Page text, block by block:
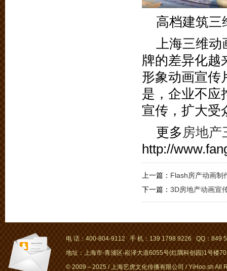
高档建筑三
上海三维
牌的差异化越
形象动画宣传
是，企业不应
宣传，扩大受
更多房地产
http://
上一篇： Flash房产动画制
下一篇： 3D房地产动画宣
电 话：400-804-9112 手 机：139 1798 9226 QQ：849
地址：上海市-青浦区-崧泽大道6055号(红隅科创园)1号楼
© 2009～2025 / 上海艺虎文化传播有限公司 / YiHoo.sh All